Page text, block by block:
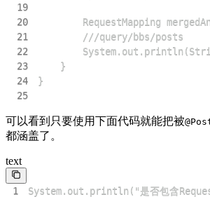
19
20
21
22
23
24
25
可以看到只要使用下面代码就能把被
都涵盖了。
text
1